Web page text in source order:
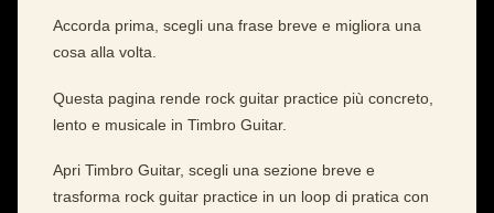
Accorda prima, scegli una frase breve e migliora una
cosa alla volta.
Questa pagina rende rock guitar practice più concreto,
lento e musicale in Timbro Guitar.
Apri Timbro Guitar, scegli una sezione breve e
trasforma rock guitar practice in un loop di pratica con